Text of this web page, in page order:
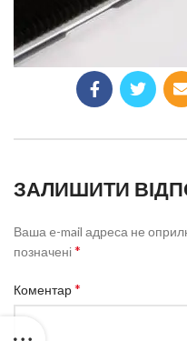
ЗАЛИШИТИ
Ваша e-mail адреса не
позначені*
Коментар*